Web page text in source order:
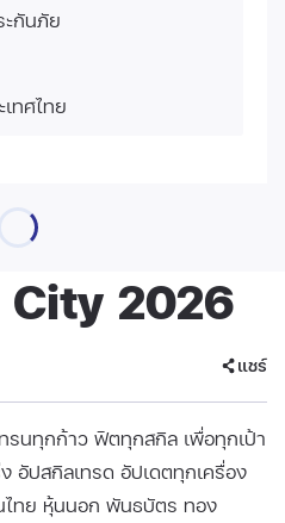
ะกันภัย
ทศไทย
City 2026
แชร์
รนทุกก้าว ฟิตทุกสกิล เพื่อทุกเป้า
อัปสกิลเทรด อัปเดตทุกเครื่อง
ไทย หุ้นนอก พันธบัตร ทอง